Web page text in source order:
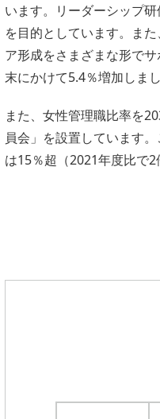
います。リーダーシップ
を目的としています。ま
ア形成をさまざまな形で
末にかけて5.4％増加しまし
また、女性管理職比率を
員会」を設置しています
は15％超（2021年度比で2